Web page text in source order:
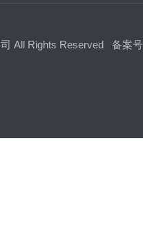
All Rights Reserved 备案